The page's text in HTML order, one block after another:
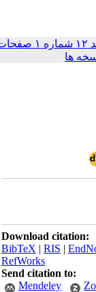
جلد ۱۲ شماره ۱ صفحات
ها
Download citation:
BibTeX|RIS|
RefWorks
Send citation to:
Mendeley